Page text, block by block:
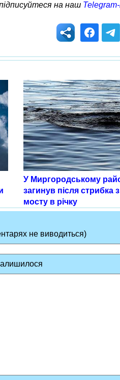
на наш
У Миргородському
загинув після стрибка
мосту в річку
не виводиться)